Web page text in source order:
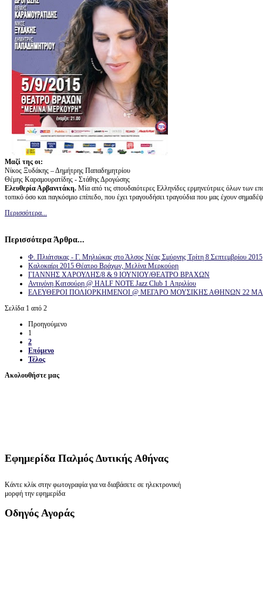
Μαζί της οι:
Νίκος Ξυδάκης – Δημήτρης Παπαδημητρίου
Θέμης Καραμουρατίδης - Στάθης Δρογώσης
Ελευθερία Αρβανιτάκη. Μία από τις σπουδαιότερες Ελληνίδες ερμηνεύτριες όλων των
τοπικό όσο και παγκόσμιο επίπεδο, που έχει τραγουδήσει τραγούδια που μας έχουν
Περισσότερα...
Περισσότερα Άρθρα...
Φ. Πλιάτσικας - Γ. Μηλιώκας στο Άλσος Νέας Σμύρνης Τρίτη 8 Σεπτεμβρίου 2015
Καλοκαίρι 2015 Θέατρο Βράχων, Μελίνα Μερκούρη
ΓΙΑΝΝΗΣ ΧΑΡΟΥΛΗΣ/8 & 9 ΙΟΥΝΙΟΥ/ΘΕΑΤΡΟ ΒΡΑΧΩΝ
Αντιγόνη Κατσούρη @ HALF NOTE Jazz Club 1 Απριλίου
ΕΛΕΥΘΕΡΟΙ ΠΟΛΙΟΡΚΗΜΕΝΟΙ @ ΜΕΓΑΡΟ ΜΟΥΣΙΚΗΣ ΑΘΗΝΩΝ 22
Σελίδα 1 από 2
Προηγούμενο
1
2
Επόμενο
Τέλος
Ακολουθήστε μας
Εφημερίδα Παλμός Δυτικής Αθήνας
Κάντε κλίκ στην φωτογραφία για να διαβάσετε σε ηλεκτρονική
μορφή την εφημερίδα
Οδηγός Αγοράς